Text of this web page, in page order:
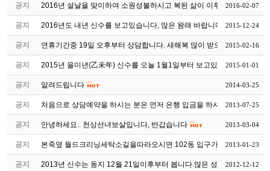
공지 2016년 설날을 맞이하여 소원성불하시고 복된 삶이 이루어지시길...
2016-02-07
공지 2016년도 내년 신수를 보고있습니다, 많은 왕래 바랍니다 2015-12-24
공지 연휴기간중 19일 오후부터 상담합니다. 새해복 많이 받으십시요~
2015-02-16
공지 2015년 을미년(乙未年) 신수를 오늘 1월1일부터 보고있습니다2015-01-01
공지 알려드립니다 2014-03-25
공지 처음으로 상담예약을 하시는 분은 먼저 은행 입금을 하셔야 상...2013-07-25
공지 안녕하세요.. 천상선녀보살입니다, 반갑습니다 2013-03-04
공지 본죽옆 월드크리닝세탁소길을따라오시면 102동 입구가있습니다
2013-01-23
공지 2013년 신수는 동지 12월 21일이후부터 봅니다.많은 성원 부탁드...
2012-12-12